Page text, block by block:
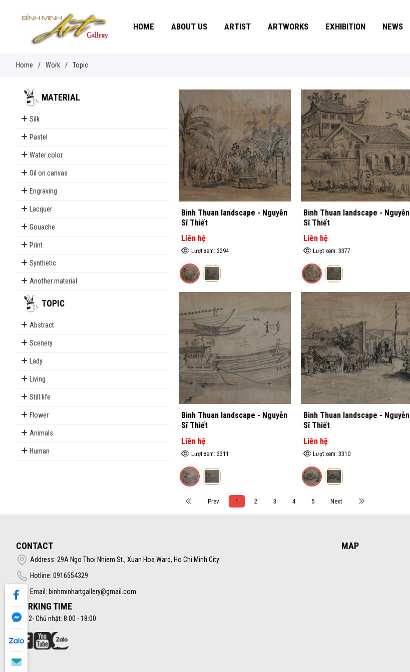
HOME ABOUT US ARTIST ARTWORKS EXHIBITION NEWS
Home / Work / Topic
Binh Thuan landscape - Nguyễn
Sĩ Thiết
Liên hệ
Lượt xem: 3294
Binh Thuan landscape - Nguyễn
Sĩ Thiết
Liên hệ
Lượt xem: 3377
Binh Thuan landscape - Nguyễn
Sĩ Thiết
Liên hệ
Lượt xem: 3311
Binh Thuan landscape - Nguyễn
Sĩ Thiết
Liên hệ
Lượt xem: 3310
Prev 1 2 3 4 5 Next
MATERIAL
Silk
Pastel
Water color
Oil on canvas
Engraving
Lacquer
Gouache
Print
Synthetic
Another material
TOPIC
Abstract
Scenery
Lady
Living
Still life
Flower
Animals
Human
CONTACT
Address: 29A Ngo Thoi Nhiem St., Xuan Hoa Ward, Ho Chi Minh City:
Hotline: 0916554329
Email: binhminhartgallery@gmail.com
WORKING TIME
Thứ 2- Chủ nhật: 8:00 - 18:00
MAP